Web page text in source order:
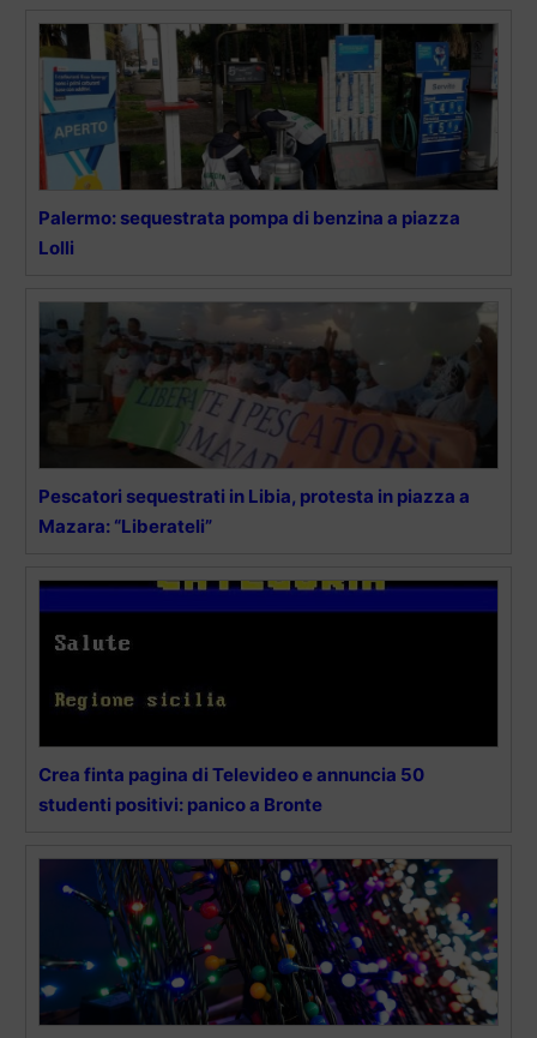
Palermo: sequestrata pompa di benzina a piazza
Lolli
Pescatori sequestrati in Libia, protesta in piazza a
Mazara: “Liberateli”
Crea finta pagina di Televideo e annuncia 50
studenti positivi: panico a Bronte